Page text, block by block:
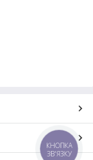
КНОПКА
ЗВ'ЯЗКУ